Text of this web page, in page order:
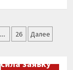
… 26 Далее
заявку